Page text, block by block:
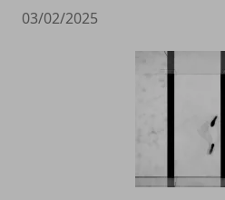
03/02/2025